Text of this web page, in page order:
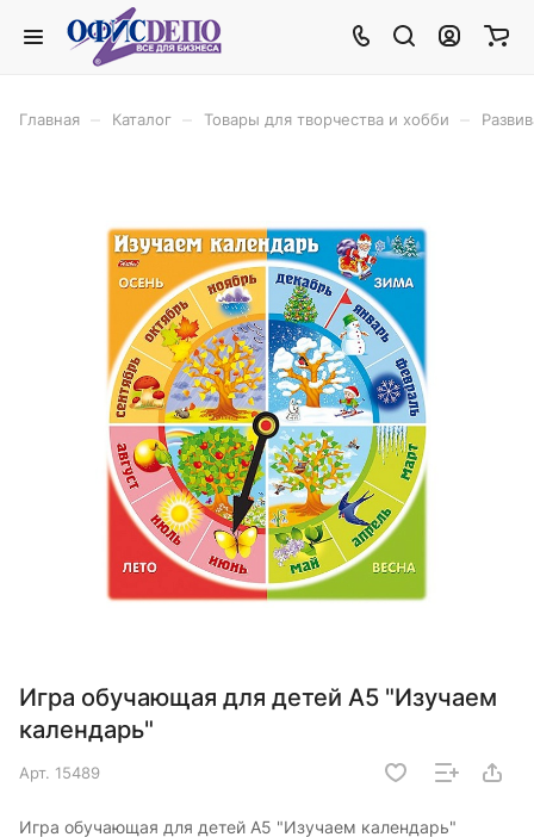
Главная Каталог Товары для творчества и хобби
Игра обучающая для детей А5 "Изучаем
календарь"
Арт. 15489
Игра обучающая для детей А5 "Изучаем календарь"